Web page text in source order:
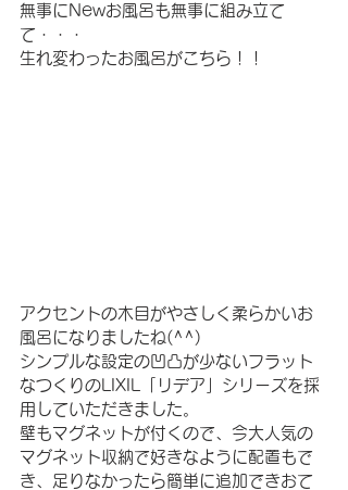
無事にNewお風呂も無事に組み立て
て・・・
生れ変わったお風呂がこちら！！
アクセントの木目がやさしく柔らかいお
風呂になりましたね(^^)
シンプルな設定の凹凸が少ないフラット
なつくりのLIXIL「リデア」シリーズを採
用していただきました。
壁もマグネットが付くので、今大人気の
マグネット収納で好きなように配置もで
き、足りなかったら簡単に追加できおて